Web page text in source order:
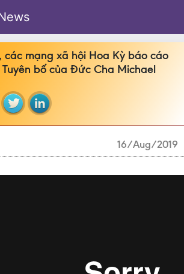
các mạng xã hội Hoa Kỳ báo cáo
bố của Đức Cha Michael
16/Aug/2019